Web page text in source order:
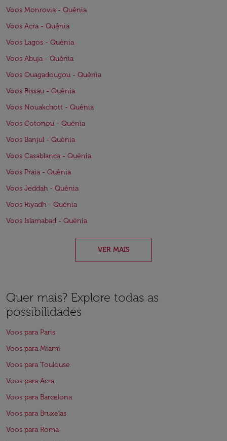
Voos Monrovia - Quênia
Voos Acra - Quênia
Voos Lagos - Quênia
Voos Abuja - Quênia
Voos Ouagadougou - Quênia
Voos Bissau - Quênia
Voos Nouakchott - Quênia
Voos Cotonou - Quênia
Voos Banjul - Quênia
Voos Casablanca - Quênia
Voos Praia - Quênia
Voos Jeddah - Quênia
Voos Riyadh - Quênia
Voos Islamabad - Quênia
VER MAIS
Quer mais? Explore todas as
possibilidades
Voos para Paris
Voos para Miami
Voos para Toulouse
Voos para Acra
Voos para Barcelona
Voos para Bruxelas
Voos para Roma